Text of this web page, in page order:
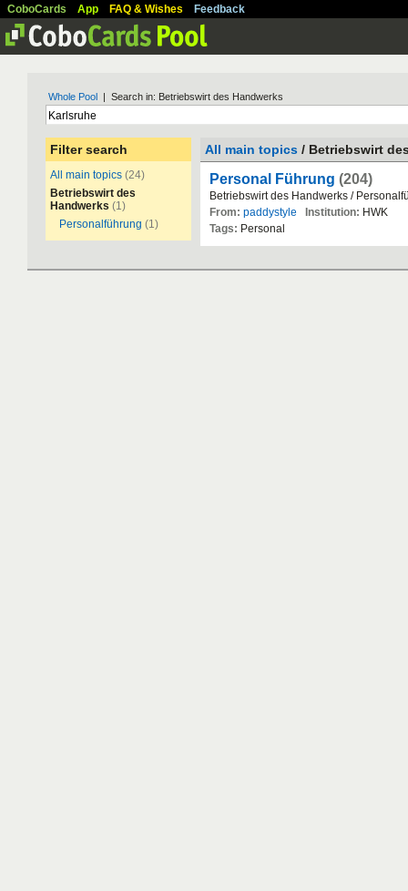
CoboCards App FAQ & Wishes Feedback
Whole Pool | Search in: Betriebswirt des Handwerks
Filter search
All main topics (24)
Betriebswirt des
Handwerks (1)
Personalführung (1)
All main topics / Betriebswirt
Personal Führung (204)
Betriebswirt des Handwerks /
From: paddystyle Institution: HWK
Tags: Personal